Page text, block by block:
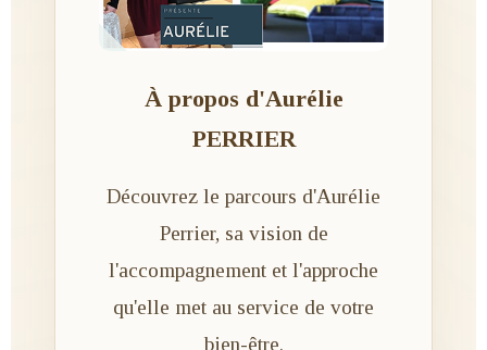
À propos d'Aurélie
PERRIER
Découvrez le parcours d'Aurélie
Perrier, sa vision de
l'accompagnement et l'approche
qu'elle met au service de votre
bien-être.